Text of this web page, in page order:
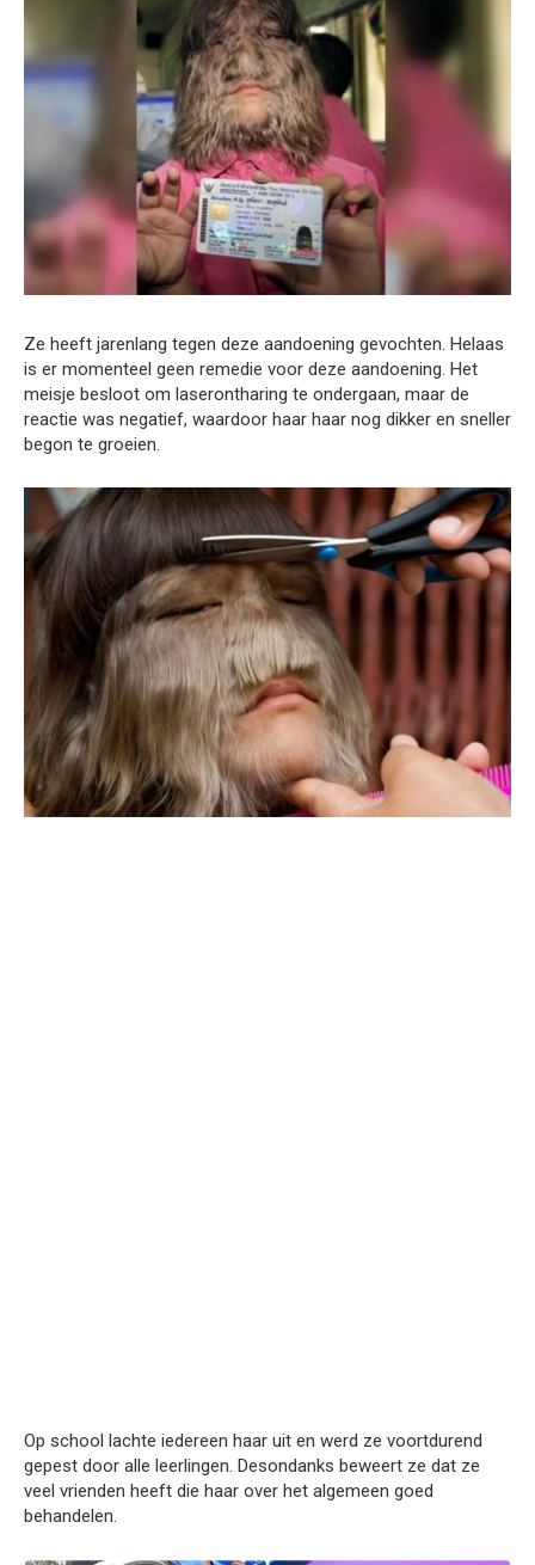
Ze heeft jarenlang tegen deze aandoening gevochten. Helaas
is er momenteel geen remedie voor deze aandoening. Het
meisje besloot om laserontharing te ondergaan, maar de
reactie was negatief, waardoor haar haar nog dikker en sneller
begon te groeien.
Op school lachte iedereen haar uit en werd ze voortdurend
gepest door alle leerlingen. Desondanks beweert ze dat ze
veel vrienden heeft die haar over het algemeen goed
behandelen.